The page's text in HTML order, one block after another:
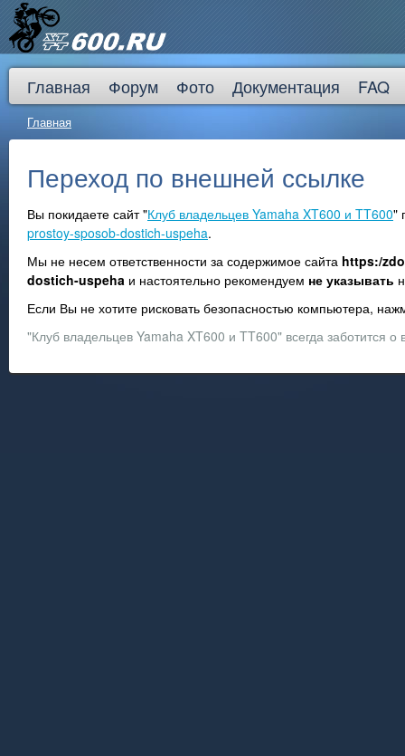
Главная Форум Фото Документация FAQ
Главная
Переход по внешней ссылке
Вы покидаете сайт "Клуб владельцев Yamaha XT600 и TT600"
prostoy-sposob-dostich-uspeha.
Мы не несем ответственности за содержимое сайта https:/
dostich-uspeha и настоятельно рекомендуем не указывать
Если Вы не хотите рисковать безопасностью компьютера,
"Клуб владельцев Yamaha XT600 и TT600" всегда заботится о